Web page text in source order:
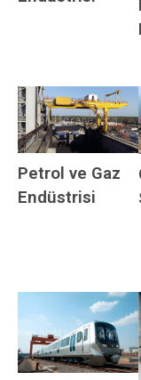
Petrol ve Gaz
Endüstrisi